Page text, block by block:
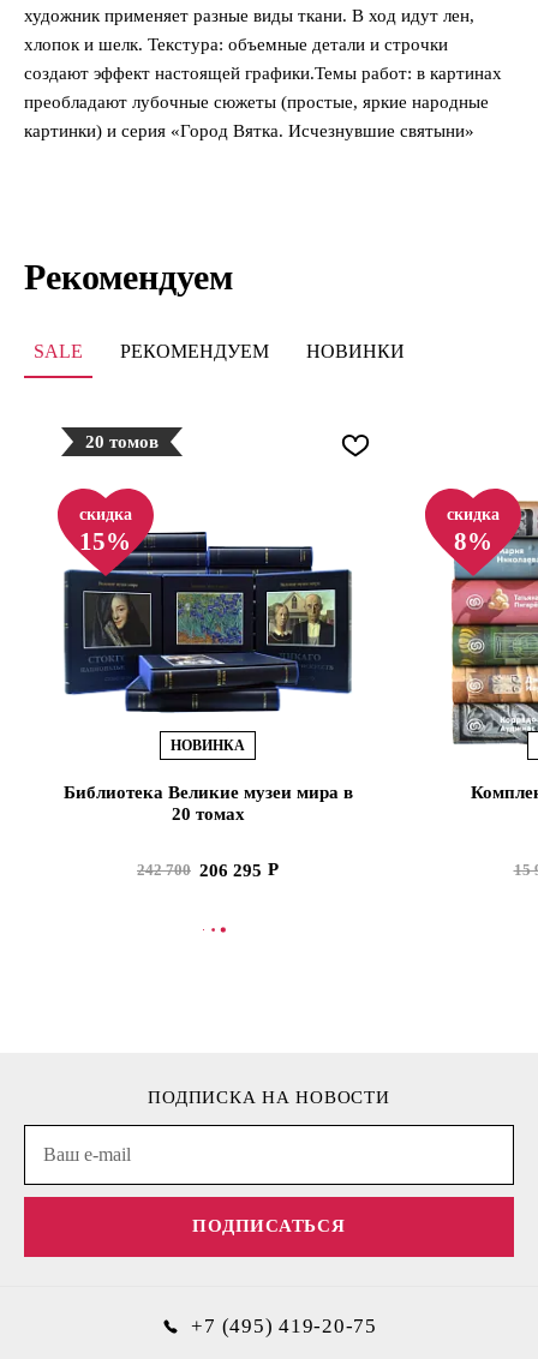
художник применяет разные виды ткани. В ход идут лен,
хлопок и шелк. Текстура: объемные детали и строчки
создают эффект настоящей графики.Темы работ: в картинах
преобладают лубочные сюжеты (простые, яркие народные
картинки) и серия «Город Вятка. Исчезнувшие святыни»⁠
Рекомендуем
SALE РЕКОМЕНДУЕМ НОВИНКИ
20 томов
скидка
15%
НОВИНКА
Библиотека Великие музеи мира в
20 томах
242 700 206 295
В КОРЗИНУ
скидка
8%
15
ПОДПИСКА НА НОВОСТИ
ПОДПИСАТЬСЯ
+7 (495) 419-20-75